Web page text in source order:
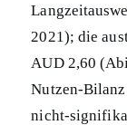
2021); die
AUD 2,60
Nutzen-
nicht-